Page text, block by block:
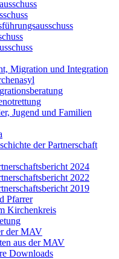
Migration und Integration
Jugend und Familien
der Partnerschaft
2024
2022
2019
Pfarrer
Kirchenkreis
der MAV
aus der MAV
Downloads